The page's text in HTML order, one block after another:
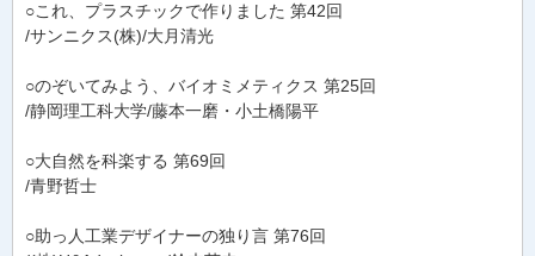
○これ、プラスチックで作りました 第42回
/サンニクス(株)/大月清光
○のぞいてみよう、バイオミメティクス 第25回
/静岡理工科大学/藤本一磨・小土橋陽平
○大自然を科楽する 第69回
/青野哲士
○助っ人工業デザイナーの独り言 第76回